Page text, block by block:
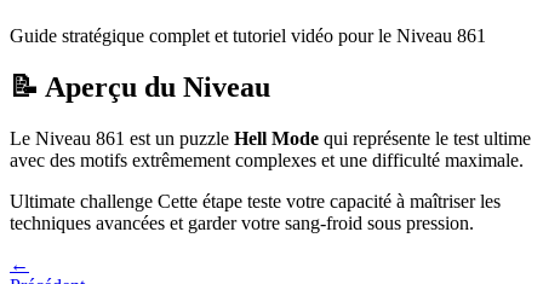
Guide stratégique complet et tutoriel vidéo pour le Niveau 861
📝 Aperçu du Niveau
Le Niveau 861 est un puzzle Hell Mode qui représente le test ultime
avec des motifs extrêmement complexes et une difficulté maximale.
Ultimate challenge Cette étape teste votre capacité à maîtriser les
techniques avancées et garder votre sang-froid sous pression.
←